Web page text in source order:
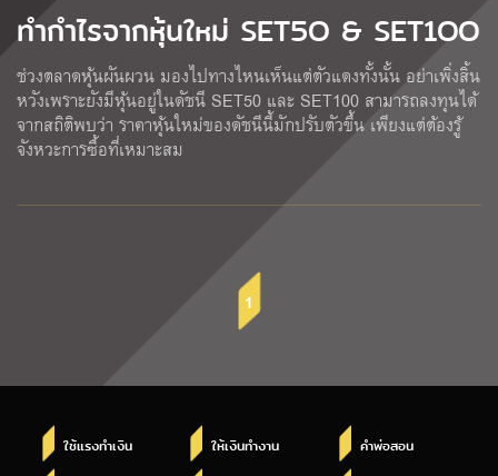
ทำกำไรจากหุ้นใหม่ SET5O & SET1OO
ช่วงตลาดหุ้นผันผวน มองไปทางไหนเห็นแต่ตัวแดงทั้งนั้น อย่าเพิ่งสิ้น
หวังเพราะยังมีหุ้นอยู่ในดัชนี SET50 และ SET100 สามารถลงทุนได้
จากสถิติพบว่า ราคาหุ้นใหม่ของดัชนีนี้มักปรับตัวขึ้น เพียงแต่ต้องรู้
จังหวะการซื้อที่เหมาะสม
1
ใช้แรงทำเงิน ให้เงินทำงาน คำพ่อสอน